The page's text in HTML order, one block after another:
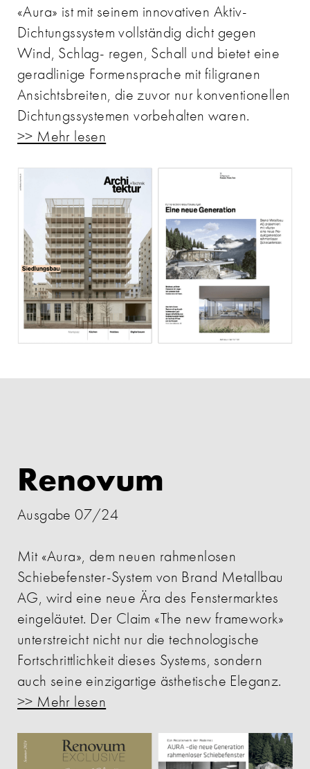
«Aura» ist mit seinem innovativen Aktiv-
Dichtungssystem vollständig dicht gegen
Wind, Schlag- regen, Schall und bietet eine
geradlinige Formensprache mit filigranen
Ansichtsbreiten, die zuvor nur konventionellen
Dichtungssystemen vorbehalten waren.
>> Mehr lesen
Renovum
Ausgabe 07/24
Mit «Aura», dem neuen rahmenlosen
Schiebefenster-System von Brand Metallbau
AG, wird eine neue Ära des Fenstermarktes
eingeläutet. Der Claim «The new framework»
unterstreicht nicht nur die technologische
Fortschrittlichkeit dieses Systems, sondern
auch seine einzigartige ästhetische Eleganz.
>> Mehr lesen